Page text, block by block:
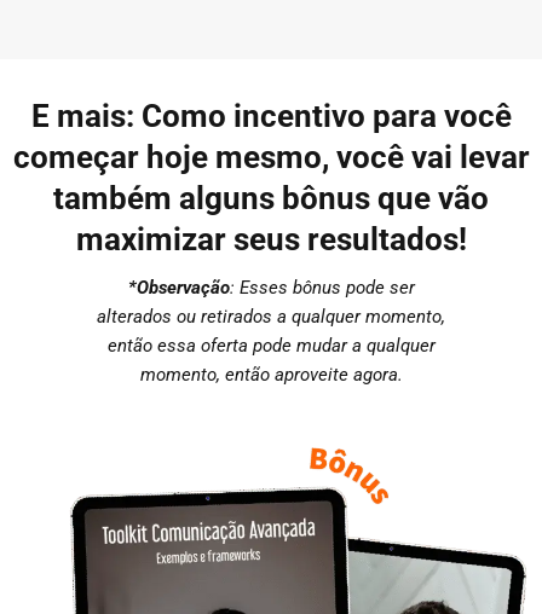
E mais: Como incentivo para você
começar hoje mesmo, você vai levar
também alguns bônus que vão
maximizar seus resultados!
*Observação: Esses bônus pode ser
alterados ou retirados a qualquer momento,
então essa oferta pode mudar a qualquer
momento, então aproveite agora.